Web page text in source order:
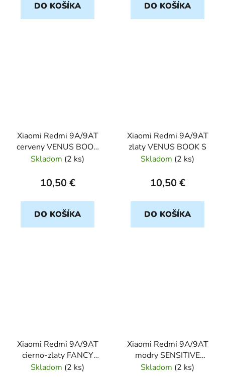
DO KOŠÍKA DO KOŠÍKA
Xiaomi Redmi 9A/9AT
cerveny VENUS BOOK
S
Skladom (2 ks)
10,50 €
DO KOŠÍKA
Xiaomi Redmi 9A/9AT
zlaty VENUS BOOK S
Skladom (2 ks)
10,50 €
DO KOŠÍKA
Xiaomi Redmi 9A/9AT
cierno-zlaty FANCY
BOOK
Skladom (2 ks)
Xiaomi Redmi 9A/9AT
modry SENSITIVE
BOOK
Skladom (2 ks)